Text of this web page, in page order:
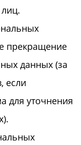
прекращение
данных (за
если
для уточнения